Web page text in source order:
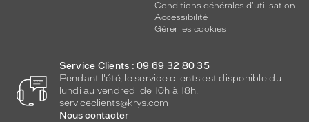
Conditions générales d'utilisation
Accessibilité
Gérer les cookies
Service Clients : 09 69 32 80 35
Pendant l'été, le service clients est disponible du
lundi au vendredi de 10h à 18h.
serviceclients@krys.com
Nous contacter